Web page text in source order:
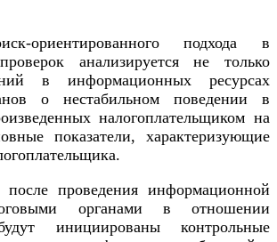
ориентированного подхода в
анализируется не только
в информационных ресурсах
о нестабильном поведении в
налогоплательщиком на
показатели, характеризующие
проведения информационной
органами в отношении
инициированы контрольные